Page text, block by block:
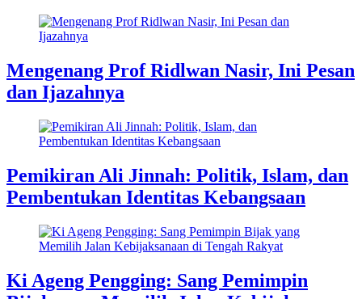
Mengenang Prof Ridlwan Nasir, Ini Pesan
dan Ijazahnya
Pemikiran Ali Jinnah: Politik, Islam, dan
Pembentukan Identitas Kebangsaan
Ki Ageng Pengging: Sang Pemimpin